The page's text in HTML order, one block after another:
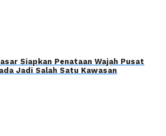
Siapkan Penataan Wajah Pusat
Jadi Salah Satu Kawasan